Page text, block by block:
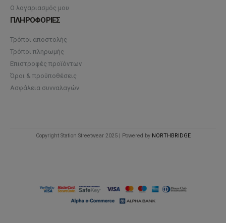
Ο λογαριασμός μου
ΠΛΗΡΟΦΟΡΙΕΣ
Τρόποι αποστολής
Τρόποι πληρωμής
Επιστροφές προϊόντων
Όροι & προϋποθέσεις
Ασφάλεια συνναλαγών
Copyright Station Streetwear 2025 | Powered by NORTHBRIDGE